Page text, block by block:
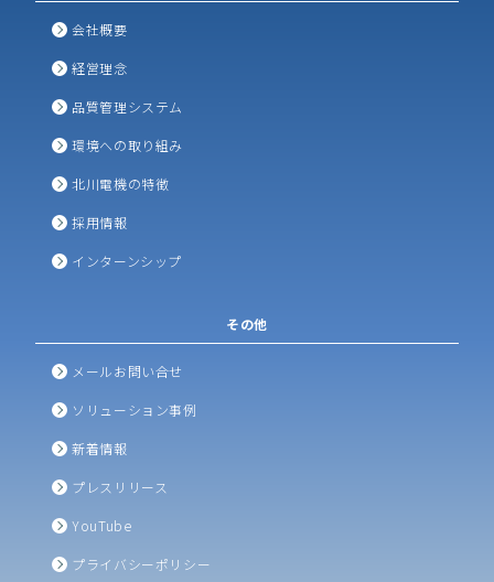
会社概要
経営理念
品質管理システム
環境への取り組み
北川電機の特徴
採用情報
インターンシップ
その他
メールお問い合せ
ソリューション事例
新着情報
プレスリリース
YouTube
プライバシーポリシー